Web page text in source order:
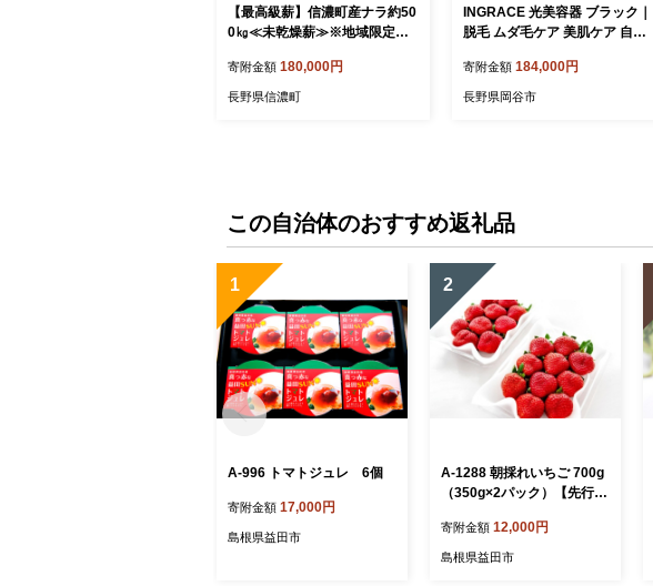
【最高級薪】信濃町産ナラ約50
0㎏≪未乾燥薪≫※地域限定配
【長野県 信州 信濃町 ふるさと
納税】
寄附金額 180,000円
長野県信濃町
INGRACE 光美容器 ブラック｜
脱毛 ムダ毛ケア 美肌ケア 自宅
寄附金額 184,000円
長野県岡谷市
この自治体のおすすめ返礼品
1
A-996 トマトジュレ 6個
寄附金額 17,000円
島根県益田市
2
A-1288 朝採れいちご 700g
（350g×2パック）【先行予
イチゴ 700g 2パック 朝採れ
新鮮 ジューシー 冷蔵 期間
寄附金額 12,000円
島根県益田市